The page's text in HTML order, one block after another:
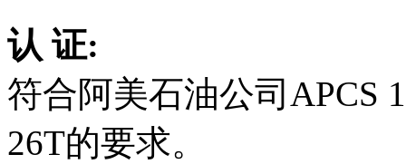
认 证:
符合阿美石油公司APCS
26T的要求。